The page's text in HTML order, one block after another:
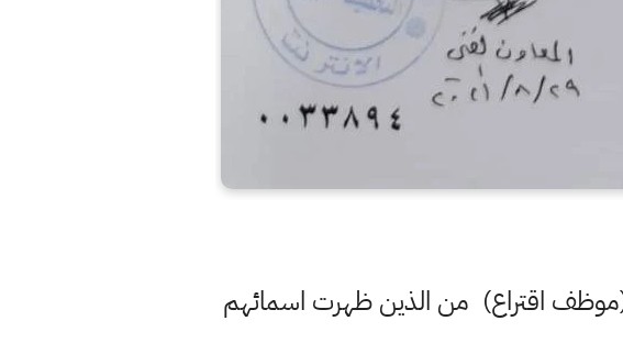
(موظف اقتراع) من الذين ظهرت اسمائهم